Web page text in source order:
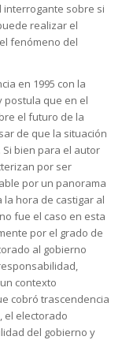
interrogante sobre si
realizar el
fenómeno del
en 1995 con la
postula que en el
el futuro de la
de que la situación
bien para el autor
por ser
por un panorama
la hora de castigar al
fue el caso en esta
por el grado de
al gobierno
contexto
cobró trascendencia
el electorado
del gobierno y